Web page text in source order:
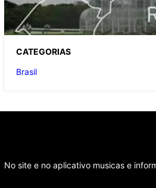
quinta-feira
CATEGORIAS
Brasil
No site e no aplicativo musicas e